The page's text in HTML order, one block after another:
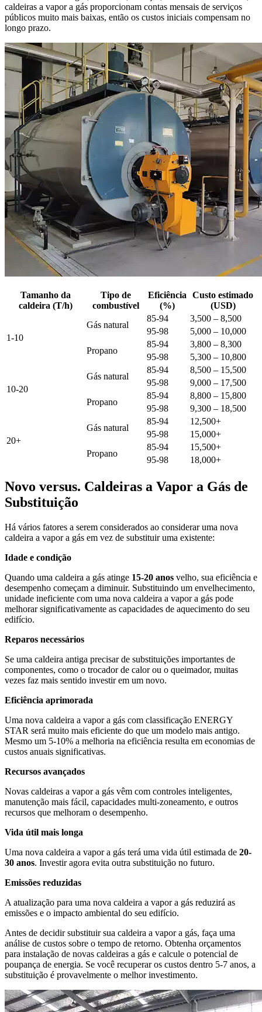
caldeiras a vapor a gás proporcionam contas mensais de serviços
públicos muito mais baixas, então os custos iniciais compensam no
longo prazo.
Tamanho da
caldeira (T/h)
Tipo de
combustível
Eficiência
(%)
Custo estimado
(USD)
1-10
Gás natural
85-94
3,500 – 8,500
95-98
5,000 – 10,000
Propano
85-94
3,800 – 8,300
95-98
5,300 – 10,800
10-20
Gás natural
85-94
8,500 – 15,500
95-98
9,000 – 17,500
Propano
85-94
8,800 – 15,800
95-98
9,300 – 18,500
20+
Gás natural
85-94
12,500+
95-98
15,000+
Propano
85-94
15,500+
95-98
18,000+
Novo versus. Caldeiras a Vapor a Gás de
Substituição
Há vários fatores a serem considerados ao considerar uma nova
caldeira a vapor a gás em vez de substituir uma existente:
Idade e condição
Quando uma caldeira a gás atinge 15-20 anos velho, sua eficiência e
desempenho começam a diminuir. Substituindo um envelhecimento,
unidade ineficiente com uma nova caldeira a vapor a gás pode
melhorar significativamente as capacidades de aquecimento do seu
edifício.
Reparos necessários
Se uma caldeira antiga precisar de substituições importantes de
componentes, como o trocador de calor ou o queimador, muitas
vezes faz mais sentido investir em um novo.
Eficiência aprimorada
Uma nova caldeira a vapor a gás com classificação ENERGY
STAR será muito mais eficiente do que um modelo mais antigo.
Mesmo um 5-10% a melhoria na eficiência resulta em economias de
custos anuais significativas.
Recursos avançados
Novas caldeiras a vapor a gás vêm com controles inteligentes,
manutenção mais fácil, capacidades multi-zoneamento, e outros
recursos que melhoram o desempenho.
Vida útil mais longa
Uma nova caldeira a vapor a gás terá uma vida útil estimada de 20-
30 anos. Investir agora evita outra substituição no futuro.
Emissões reduzidas
A atualização para uma nova caldeira a vapor a gás reduzirá as
emissões e o impacto ambiental do seu edifício.
Antes de decidir substituir sua caldeira a vapor a gás, faça uma
análise de custos sobre o tempo de retorno. Obtenha orçamentos
para instalação de novas caldeiras a gás e calcule o potencial de
poupança de energia. Se você recuperar os custos dentro 5-7 anos, a
substituição é provavelmente o melhor investimento.